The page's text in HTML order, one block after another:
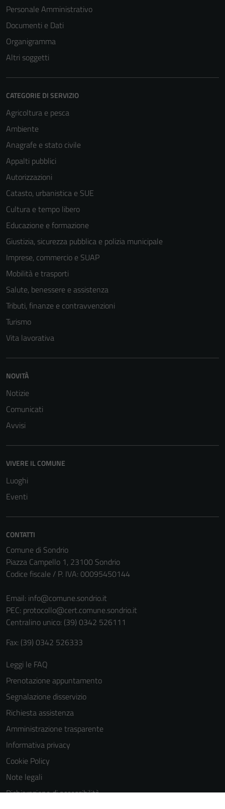
Personale Amministrativo
Documenti e Dati
Organigramma
Altri soggetti
CATEGORIE DI SERVIZIO
Agricoltura e pesca
Ambiente
Anagrafe e stato civile
Appalti pubblici
Autorizzazioni
Catasto, urbanistica e SUE
Cultura e tempo libero
Educazione e formazione
Giustizia, sicurezza pubblica e polizia municipale
Imprese, commercio e SUAP
Mobilità e trasporti
Salute, benessere e assistenza
Tributi, finanze e contravvenzioni
Turismo
Vita lavorativa
NOVITÀ
Notizie
Comunicati
Avvisi
VIVERE IL COMUNE
Luoghi
Eventi
CONTATTI
Comune di Sondrio
Piazza Campello 1, 23100 Sondrio
Codice fiscale / P. IVA: 00095450144
Email: info@comune.sondrio.it
PEC: protocollo@cert.comune.sondrio.it
Centralino unico: (39) 0342 526111
Fax: (39) 0342 526333
Leggi le FAQ
Prenotazione appuntamento
Segnalazione disservizio
Richiesta assistenza
Amministrazione trasparente
Informativa privacy
Cookie Policy
Note legali
Dichiarazione di accessibilità